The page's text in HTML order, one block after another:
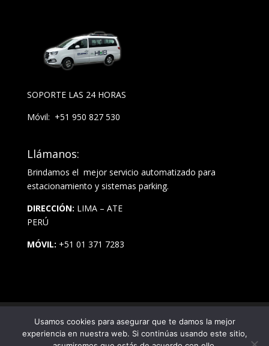
SOPORTE LAS 24 HORAS
Móvil: +51 950 827 530
Llámanos:
Brindamos el mejor servicio automatizado para
estacionamiento y sistemas parking.
DIRECCIÓN: LIMA – ATE
PERÚ
MÓVIL: +51 01 371 7283
© TODOS LOS DERECHOS RESERVADOS - SERVAUTT
Usamos cookies para asegurar que te damos la mejor
experiencia en nuestra web. Si continúas usando este sitio,